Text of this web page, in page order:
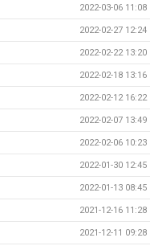
2022-03-06 11:08
2022-02-27 12:24
2022-02-22 13:20
2022-02-18 13:16
2022-02-12 16:22
2022-02-07 13:49
2022-02-06 10:23
2022-01-30 12:45
2022-01-13 08:45
2021-12-16 11:28
2021-12-11 09:28